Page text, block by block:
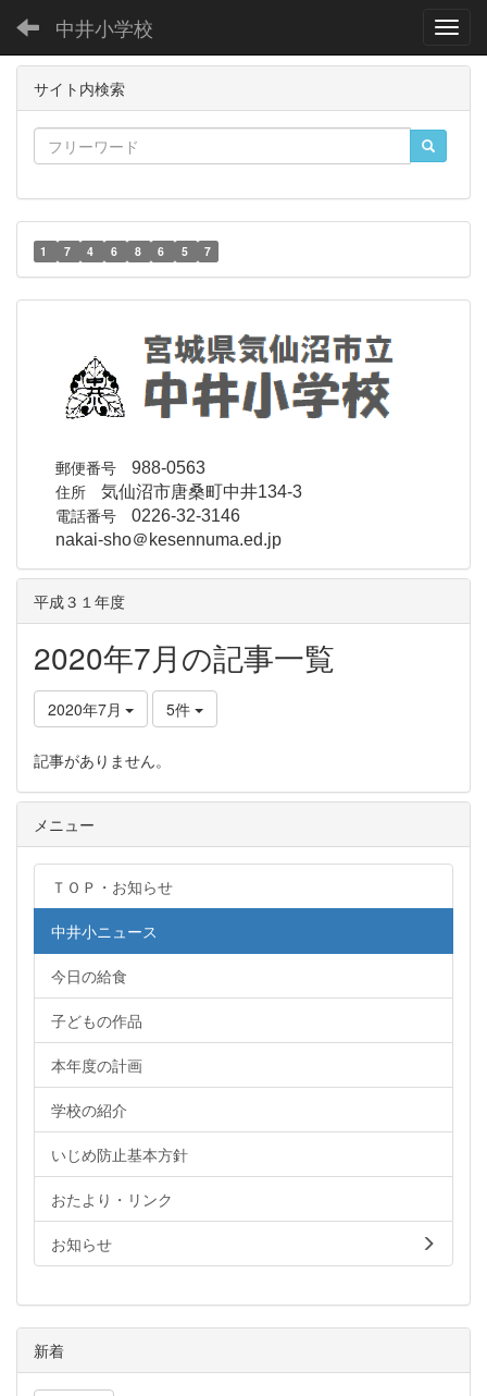
中井小学校
サイト内検索
1 7 4 6 8 6 5 7
郵便番号 988-0563
住所 気仙沼市唐桑町中井134-3
電話番号 0226-32-3146
nakai-sho＠kesennuma.ed.jp
平成３１年度
2020年7月の記事一覧
2020年7月 5件
記事がありません。
メニュー
ＴＯＰ・お知らせ
中井小ニュース
今日の給食
子どもの作品
本年度の計画
学校の紹介
いじめ防止基本方針
おたより・リンク
お知らせ
新着